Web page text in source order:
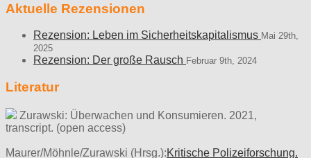
Aktuelle Rezensionen
Rezension: Leben im Sicherheitskapitalismus Mai 29th,
2025
Rezension: Der große Rausch Februar 9th, 2024
Literatur
Zurawski: Überwachen und Konsumieren. 2021,
transcript. (open access)
Maurer/Möhnle/Zurawski (Hrsg.):Kritische Polizeiforschung.